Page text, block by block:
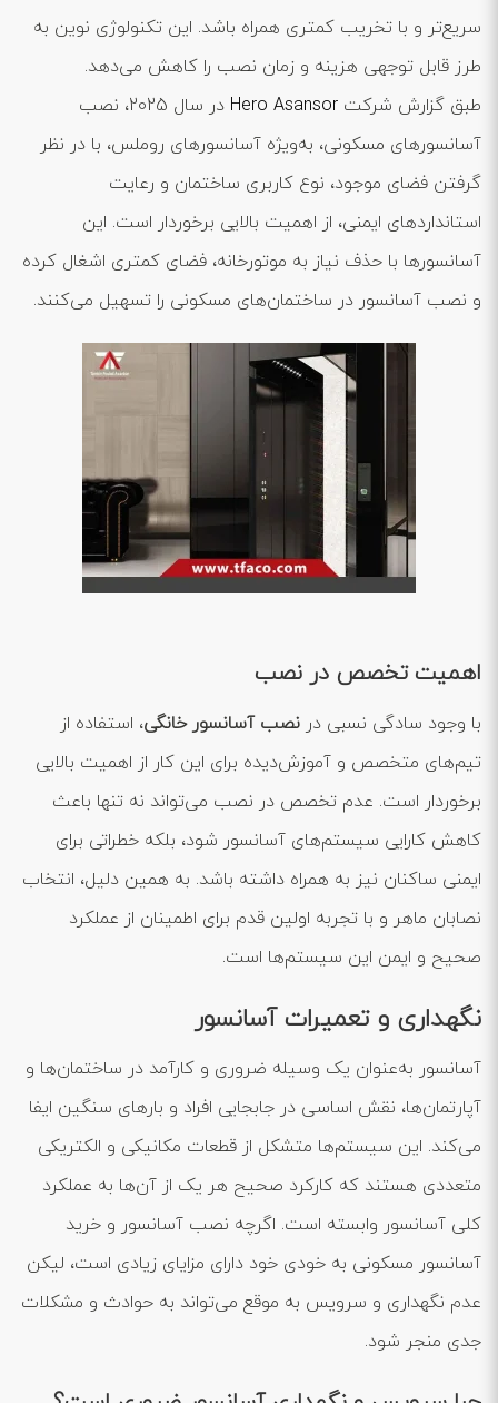
سریع‌تر و با تخریب کمتری همراه باشد. این تکنولوژی نوین به
طرز قابل توجهی هزینه و زمان نصب را کاهش می‌دهد.
طبق گزارش شرکت Hero Asansor
در سال 2025، نصب
آسانسورهای مسکونی، به‌ویژه آسانسورهای روملس، با در نظر
گرفتن فضای موجود، نوع کاربری ساختمان و رعایت
استانداردهای ایمنی، از اهمیت بالایی برخوردار است. این
آسانسورها با حذف نیاز به موتورخانه، فضای کمتری اشغال کرده
و نصب آسانسور در ساختمان‌های مسکونی را تسهیل می‌کنند.
اهمیت تخصص در نصب
با وجود سادگی نسبی در نصب آسانسور خانگی، استفاده از
تیم‌های متخصص و آموزش‌دیده برای این کار از اهمیت بالایی
برخوردار است. عدم تخصص در نصب می‌تواند نه تنها باعث
کاهش کارایی سیستم‌های آسانسور شود، بلکه خطراتی برای
ایمنی ساکنان نیز به همراه داشته باشد. به همین دلیل، انتخاب
نصابان ماهر و با تجربه اولین قدم برای اطمینان از عملکرد
صحیح و ایمن این سیستم‌ها است.
نگهداری و تعمیرات آسانسور
آسانسور به‌عنوان یک وسیله ضروری و کارآمد در ساختمان‌ها و
آپارتمان‌ها، نقش اساسی در جابجایی افراد و بارهای سنگین ایفا
می‌کند. این سیستم‌ها متشکل از قطعات مکانیکی و الکتریکی
متعددی هستند که کارکرد صحیح هر یک از آن‌ها به عملکرد
کلی آسانسور وابسته است. اگرچه نصب آسانسور و خرید
آسانسور مسکونی به خودی خود دارای مزایای زیادی است، لیکن
عدم نگهداری و سرویس به موقع می‌تواند به حوادث و مشکلات
جدی منجر شود.